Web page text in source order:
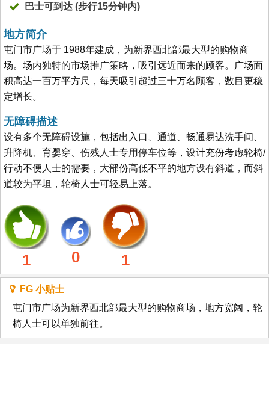
巴士可到达 (步行15分钟内)
地方简介
屯门市广场于 1988年建成，为新界西北部最大型的购物商
场。场内独特的市场推广策略，吸引远近而来的顾客。广场面
积高达一百万平方尺，每天吸引超过三十万名顾客，数目更稳
定增长。
无障碍描述
设有多个无障碍设施，包括出入口、通道、畅通易达洗手间、
升降机、育婴穿、伤残人士专用停车位等，设计充份考虑轮椅/
行动不便人士的需要，大部份高低不平的地方设有斜道，而斜
道较为平坦，轮椅人士可轻易上落。
1 0 1
FG 小贴士
屯门市广场为新界西北部最大型的购物商场，地方宽阔，轮
椅人士可以单独前往。